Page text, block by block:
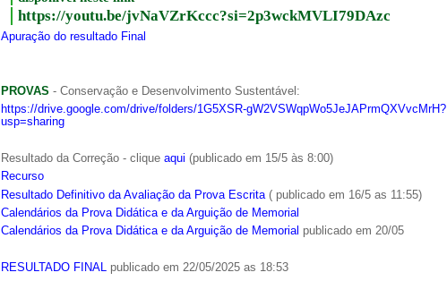
https://youtu.be/jvNaVZrKccc?si=2p3wckMVLI79DAzc
Apuração do resultado Final
PROVAS - Conservação e Desenvolvimento Sustentável:
https://drive.google.com/drive/folders/1G5XSR-gW2VSWqpWo5JeJAPrmQXVvcMrH?
usp=sharing
Resultado da Correção - clique aqui (publicado em 15/5 às 8:00)
Recurso
Resultado Definitivo da Avaliação da Prova Escrita( publicado em 16/5 as 11:55)
Calendários da Prova Didática e da Arguição de Memorial
Calendários da Prova Didática e da Arguição de Memorial publicado em 20/05
RESULTADO FINAL publicado em 22/05/2025 as 18:53